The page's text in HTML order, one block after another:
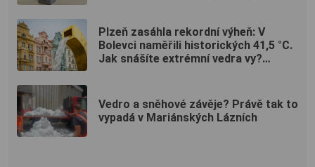
Plzeň zasáhla rekordní výheň: V
Bolevci naměřili historických 41,5 °C.
Jak snášíte extrémní vedra vy?
Vedro a sněhové závěje? Právě tak to
vypadá v Mariánských Lázních